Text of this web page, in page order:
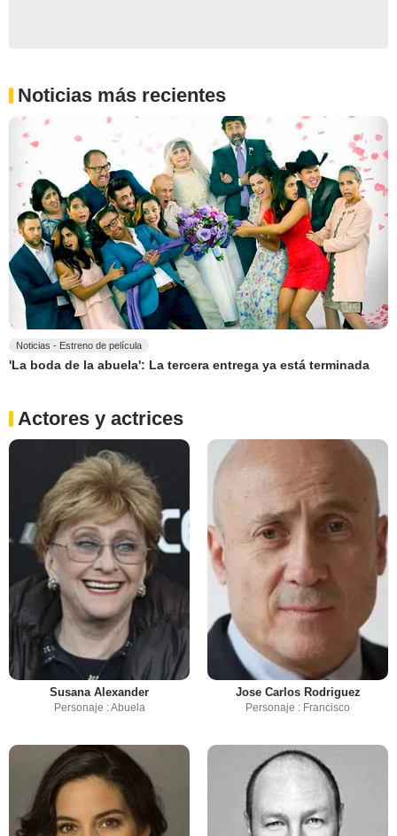
Noticias más recientes
Noticias - Estreno de película
'La boda de la abuela': La tercera entrega ya está terminada
Actores y actrices
Susana Alexander
Personaje : Abuela
Jose Carlos Rodriguez
Personaje : Francisco